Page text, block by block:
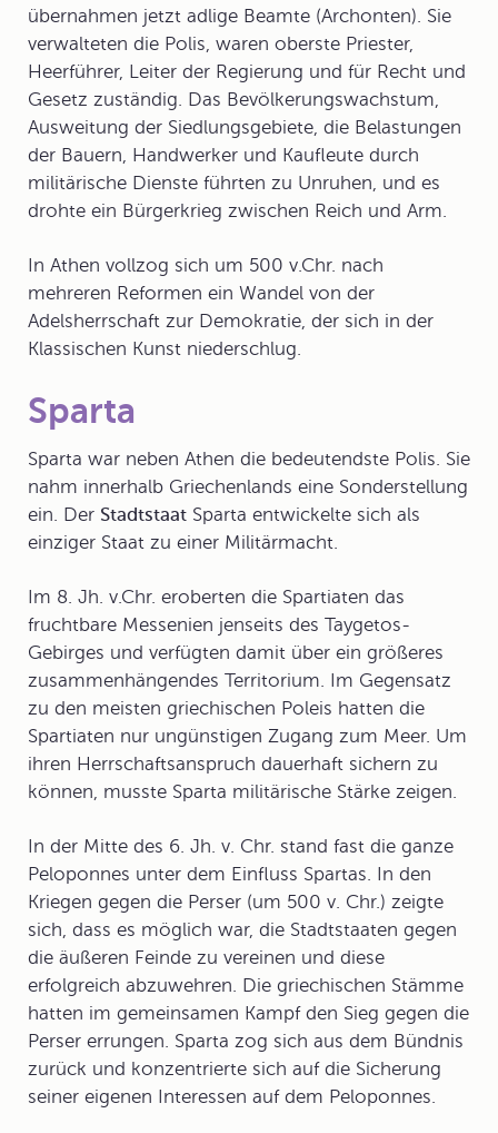
übernahmen jetzt adlige Beamte (Archonten). Sie
verwalteten die Polis, waren oberste Priester,
Heerführer, Leiter der Regierung und für Recht und
Gesetz zuständig. Das Bevölkerungswachstum,
Ausweitung der Siedlungsgebiete, die Belastungen
der Bauern, Handwerker und Kaufleute durch
militärische Dienste führten zu Unruhen, und es
drohte ein Bürgerkrieg zwischen Reich und Arm.
In Athen vollzog sich um 500 v.Chr. nach
mehreren Reformen ein Wandel von der
Adelsherrschaft zur Demokratie, der sich in der
Klassischen Kunst niederschlug.
Sparta
Sparta war neben Athen die bedeutendste Polis. Sie
nahm innerhalb Griechenlands eine Sonderstellung
ein. Der Stadtstaat Sparta entwickelte sich als
einziger Staat zu einer Militärmacht.
Im 8. Jh. v.Chr. eroberten die Spartiaten das
fruchtbare Messenien jenseits des Taygetos-
Gebirges und verfügten damit über ein größeres
zusammenhängendes Territorium. Im Gegensatz
zu den meisten griechischen Poleis hatten die
Spartiaten nur ungünstigen Zugang zum Meer. Um
ihren Herrschaftsanspruch dauerhaft sichern zu
können, musste Sparta militärische Stärke zeigen.
In der Mitte des 6. Jh. v. Chr. stand fast die ganze
Peloponnes unter dem Einfluss Spartas. In den
Kriegen gegen die Perser (um 500 v. Chr.) zeigte
sich, dass es möglich war, die Stadtstaaten gegen
die äußeren Feinde zu vereinen und diese
erfolgreich abzuwehren. Die griechischen Stämme
hatten im gemeinsamen Kampf den Sieg gegen die
Perser errungen. Sparta zog sich aus dem Bündnis
zurück und konzentrierte sich auf die Sicherung
seiner eigenen Interessen auf dem Peloponnes.